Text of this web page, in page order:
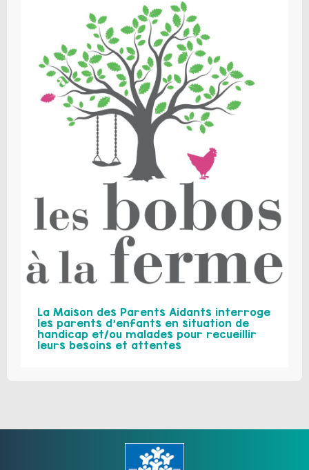
La Maison des Parents Aidants interroge
les parents d’enfants en situation de
handicap et/ou malades pour recueillir
leurs besoins et attentes